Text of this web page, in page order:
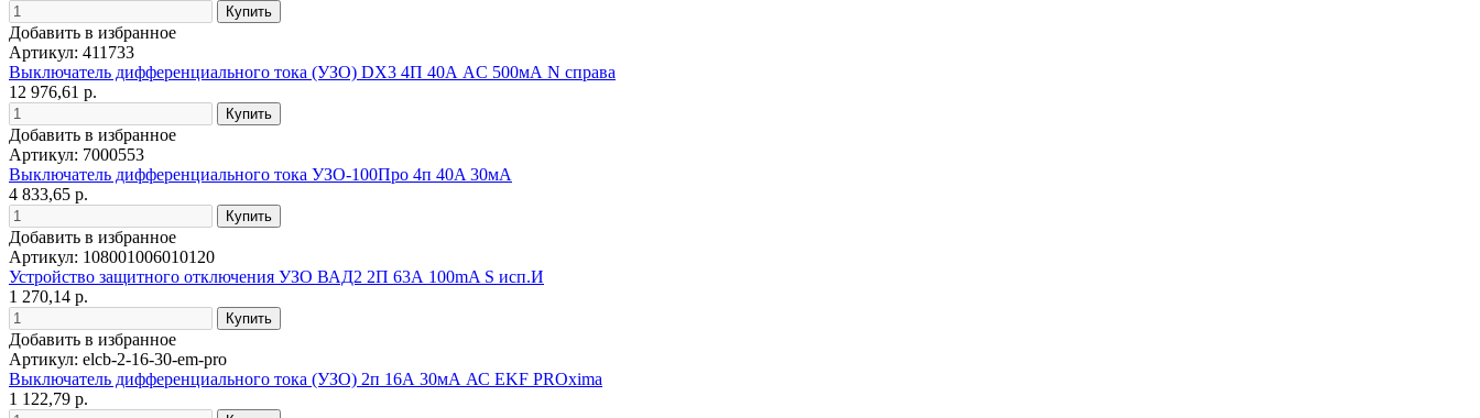
Добавить в избранное
Артикул: 411733
Выключатель дифференциального тока (УЗО) DX3 4П 40А АC 500мА N справа
12 976,61 р.
Добавить в избранное
Артикул: 7000553
Выключатель дифференциального тока УЗО-100Про 4п 40A 30мА
4 833,65 р.
Добавить в избранное
Артикул: 108001006010120
Устройство защитного отключения УЗО ВАД2 2П 63А 100mA S исп.И
1 270,14 р.
Добавить в избранное
Артикул: elcb-2-16-30-em-pro
Выключатель дифференциального тока (УЗО) 2п 16А 30мА АС EKF PROxima
1 122,79 р.